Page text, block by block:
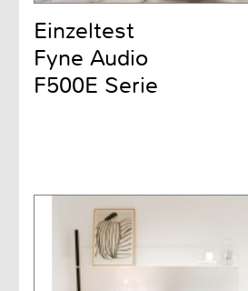
Einzeltest
Fyne Audio
F500E Serie